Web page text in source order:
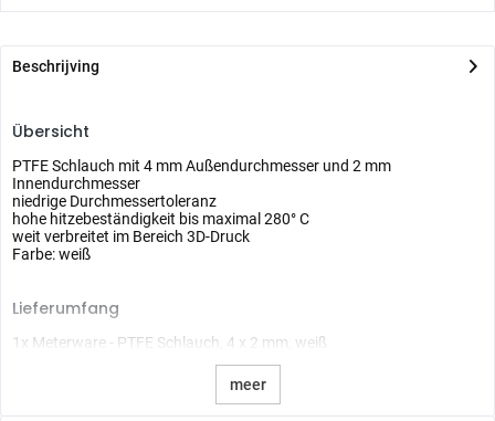
Beschrijving
Übersicht
PTFE Schlauch mit 4 mm Außendurchmesser und 2 mm
Innendurchmesser
niedrige Durchmessertoleranz
hohe hitzebeständigkeit bis maximal 280° C
weit verbreitet im Bereich 3D-Druck
Farbe: weiß
Lieferumfang
1x Meterware - PTFE Schlauch, 4 x 2 mm, weiß
meer